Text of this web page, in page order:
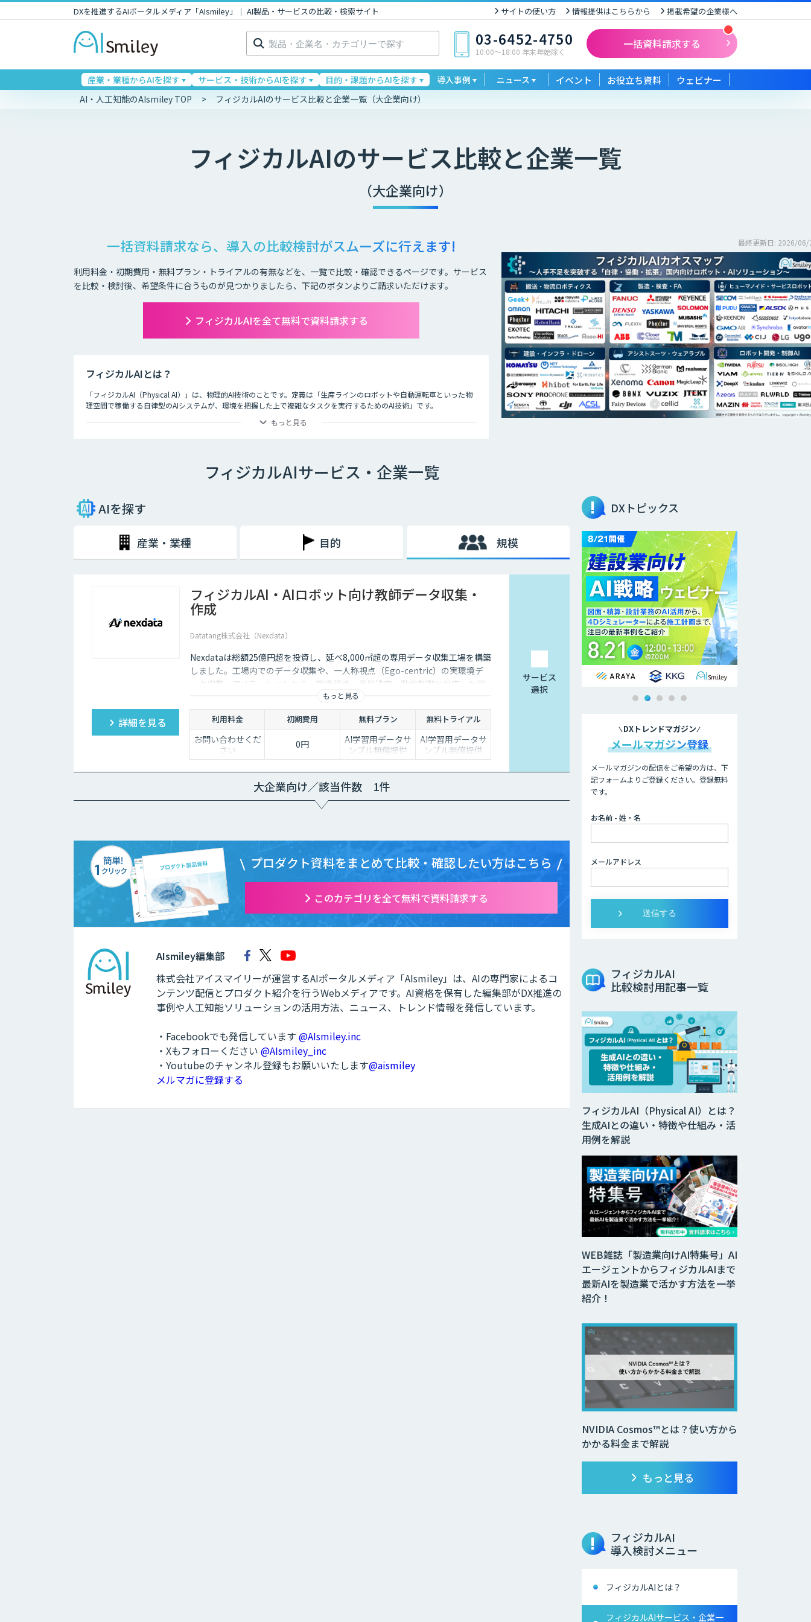
DXを推進するAIポータルメディア「AIsmiley」｜ AI製品・サービスの比較・検索サイト サイトの使い方 情報提供はこちらから 掲載希望の企業様へ
検
索: 03-6452-4750
10:00〜18:00 年末年始除く
一括資料請求する
産業・業種からAIを探す サービス・技術からAIを探す 目的・課題からAIを探す 導入事例 ニュース イベント お役立ち資料 ウェビナー
AI・人工知能のAIsmiley TOP フィジカルAIのサービス比較と企業一覧（大企業向け）
フィジカルAIのサービス比較と企業一覧
（大企業向け）
一括資料請求なら、導入の比較検討がスムーズに行えます!
利用料金・初期費用・無料プラン・トライアルの有無などを、一覧で比較・確認できるページです。サービス
を比較・検討後、希望条件に合うものが見つかりましたら、下記のボタンよりご請求いただけます。
フィジカルAIを全て無料で資料請求する
最終更新日: 2026/06/
フィジカルAIとは？
「フィジカルAI（Physical AI）」は、物理的AI技術のことです。定義は「生産ラインのロボットや自動運転車といった物
理空間で稼働する自律型のAIシステムが、環境を把握した上で複雑なタスクを実行するためのAI技術」です。
もっと見る
フィジカルAIサービス・企業一覧
AIを探す
産業・業種 目的 規模
フィジカルAI・AIロボット向け教師データ収集・
作成
Datatang株式会社（Nexdata）
Nexdataは総額25億円超を投資し、延べ8,000㎡超の専用データ収集工場を構築
しました。工場内でのデータ収集や、一人称視点（Ego-centric）の実環境デ
ータ収集・アノテーションから、環境認識・意思決定・動作制御に対応した既
製データセットまで、フィジカルAI開発を加速させる包括的なデータソリュー
ションを提供いたします。
もっと見る
詳細を見る 利用料金 初期費用 無料プラン 無料トライアル
お問い合わせくだ
さい
0円
AI学習用データサ
ンプル無償提供
AI学習用データサ
ンプル無償提供
サービス
選択
大企業向け／該当件数 1件
プロダクト資料をまとめて比較・確認したい方はこちら
このカテゴリを全て無料で資料請求する
AIsmiley編集部
株式会社アイスマイリーが運営するAIポータルメディア「AIsmiley」は、AIの専門家によるコ
ンテンツ配信とプロダクト紹介を行うWebメディアです。AI資格を保有した編集部がDX推進の
事例や人工知能ソリューションの活用方法、ニュース、トレンド情報を発信しています。
・Facebookでも発信しています @AIsmiley.inc
・Xもフォローください @AIsmiley_inc
・Youtubeのチャンネル登録もお願いいたします@aismiley
メルマガに登録する
DXトピックス
DXトレンドマガジン
メールマガジン登録
メールマガジンの配信をご希望の方は、下
記フォームよりご登録ください。登録無料
です。
お名前 - 姓・名
メールアドレス
フィジカルAI
比較検討用記事一覧
WEB雑誌「製造業向けAI特集号」AI
エージェントからフィジカルAIまで
最新AIを製造業で活かす方法を一挙
紹介！
NVIDIA Cosmos™とは？使い方から
かかる料金まで解説
フィジカルAI（Physical AI）とは？
生成AIとの違い・特徴や仕組み・活
用例を解説
もっと見る
フィジカルAI
導入検討メニュー
フィジカルAIとは？
フィジカルAIサービス・企業一